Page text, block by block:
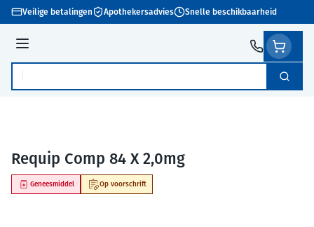
Ga naar de inhoud
Veilige betalingen Apothekersadvies Snelle beschikbaarheid
Menu
Product, merk, categorie... Zoek
Requip Comp 84 X 2,0mg
Op voorschrift
Geneesmiddel